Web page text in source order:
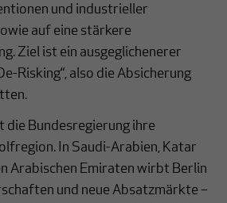
und industrieller
auf eine stärkere
Ziel ist ein ausgeglichenerer
Risking“, also die Absicherung
die Bundesregierung ihre
In Saudi-Arabien, Katar
Arabischen Emiraten wirbt Berlin
und neue Absatzmärkte –